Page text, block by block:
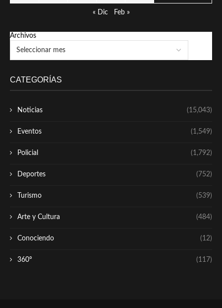
« Dic Feb »
Archivos
CATEGORÍAS
Noticias (15,043)
Eventos (1,549)
Policial (1,792)
Deportes (752)
Turismo (539)
Arte y Cultura (484)
Conociendo (12)
360º (117)